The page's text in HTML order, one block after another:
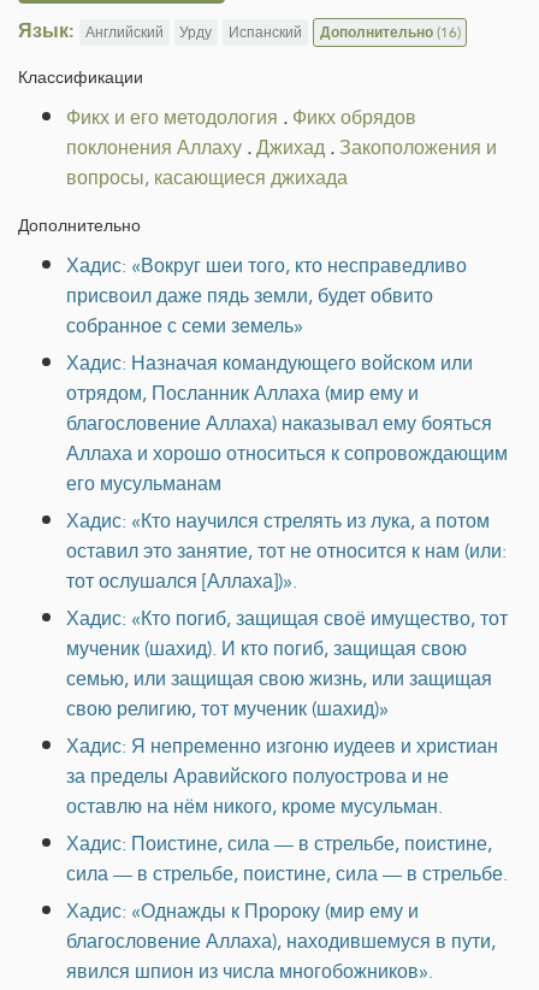
Язык: Английский Урду Испанский Дополнительно(16)
Классификации
Фикх и его методология .Фикх обрядов
поклонения Аллаху.Джихад.Закоположения и
вопросы, касающиеся джихада
Дополнительно
Хадис: «Вокруг шеи того, кто несправедливо
присвоил даже пядь земли, будет обвито
собранное с семи земель»
Хадис: Назначая командующего войском или
отрядом, Посланник Аллаха (мир ему и
благословение Аллаха) наказывал ему бояться
Аллаха и хорошо относиться к сопровождающим
его мусульманам
Хадис: «Кто научился стрелять из лука, а потом
оставил это занятие, тот не относится к нам (или:
тот ослушался [Аллаха])».
Хадис: «Кто погиб, защищая своё имущество, тот
мученик (шахид). И кто погиб, защищая свою
семью, или защищая свою жизнь, или защищая
свою религию, тот мученик (шахид)»
Хадис: Я непременно изгоню иудеев и христиан
за пределы Аравийского полуострова и не
оставлю на нём никого, кроме мусульман.
Хадис: Поистине, сила — в стрельбе, поистине,
сила — в стрельбе, поистине, сила — в стрельбе.
Хадис: «Однажды к Пророку (мир ему и
благословение Аллаха), находившемуся в пути,
явился шпион из числа многобожников».